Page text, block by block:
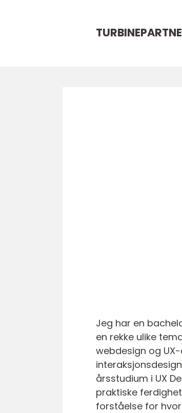
Jeg har en
en rekke ulike
webdesign og
årsstudium i UX
praktiske
forståelse for